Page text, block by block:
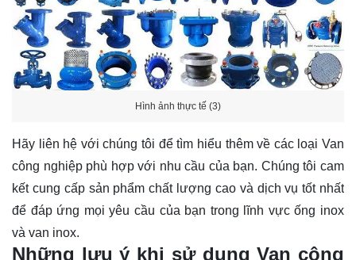
Hình ảnh thực tế (3)
Hãy liên hệ với chúng tôi để tìm hiểu thêm về các loại Van
công nghiệp phù hợp với nhu cầu của bạn. Chúng tôi cam
kết cung cấp sản phẩm chất lượng cao và dịch vụ tốt nhất
để đáp ứng mọi yêu cầu của bạn trong lĩnh vực ống inox
và van inox.
Những lưu ý khi sử dụng Van công